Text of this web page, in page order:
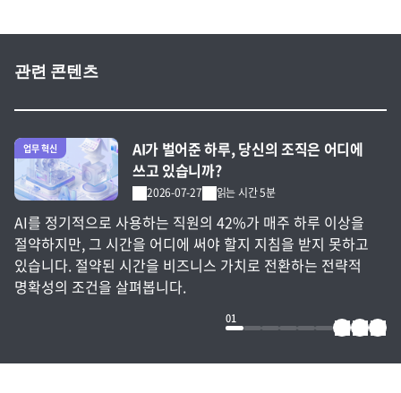
관련 콘텐츠
전체 글 보기
업무 혁신
2026-07-27 읽는 시간 5분
AI가 벌어준 하루, 당신의 조직은 어디에
쓰고 있습니까?
AI를 정기적으로 사용하는 직원의 42%가 매주 하루 이상을
절약하지만, 그 시간을 어디에 써야 할지 지침을 받지 못하고
있습니다. 절약된 시간을 비즈니스 가치로 전환하는 전략적
명확성의 조건을 살펴봅니다.
01